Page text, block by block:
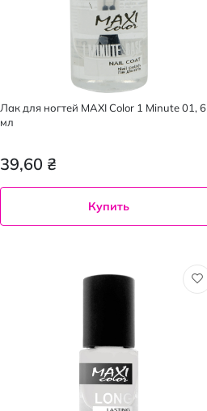
Лак для ногтей MAXI Color 1 Minute 01, 6
мл
39,60 ₴
Купить